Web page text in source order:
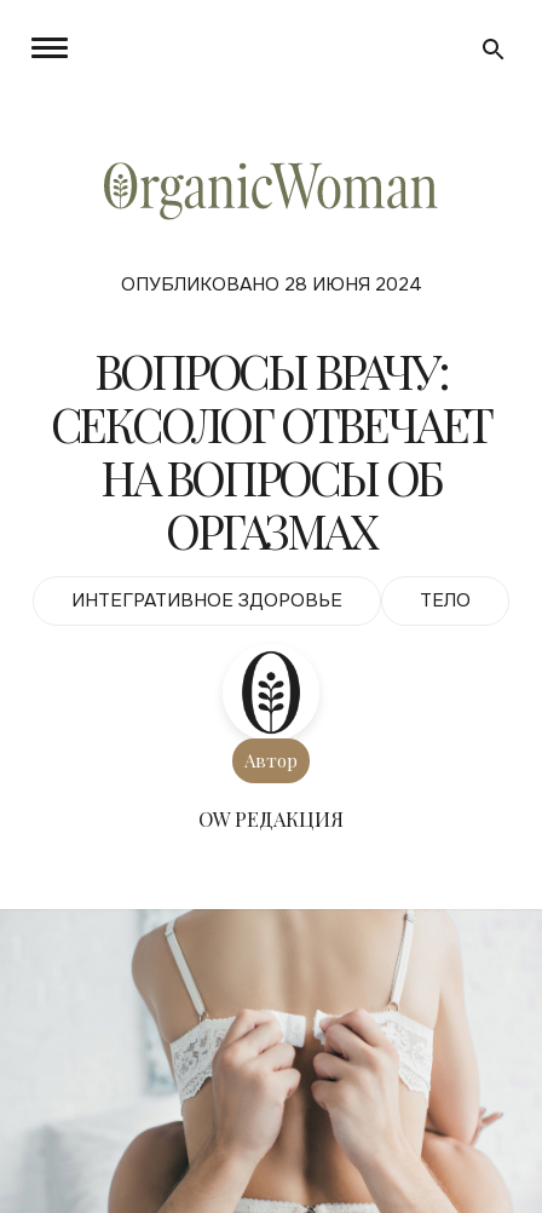
ОПУБЛИКОВАНО 28 ИЮНЯ 2024
ВОПРОСЫ ВРАЧУ:
СЕКСОЛОГ ОТВЕЧАЕТ
НА ВОПРОСЫ ОБ
ОРГАЗМАХ
ИНТЕГРАТИВНОЕ ЗДОРОВЬЕ ТЕЛО
Автор
ОW РЕДАКЦИЯ